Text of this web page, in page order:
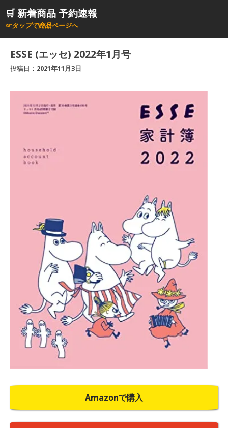
ン🛒 新着商品 予約速報
☞タップで商品ページへ
ESSE (エッセ) 2022年1月号
投稿日： 2021年11月3日
Amazonで購入